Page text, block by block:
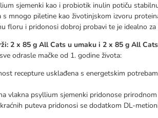
sjemenki kao i probiotik inulin potiču
s mnogo piletine kao životinjskom izvoru
floru i pridonosi dobroj probavi te je idealno za
2 x 85 g All Cats u umaku i 2 x 85 g All
odrasle mačke od 1. godine života:
recepture usklađena s energetskim
vlakna psyllium sjemenki pridonose
puteva pridonosi se dodatkom DL-